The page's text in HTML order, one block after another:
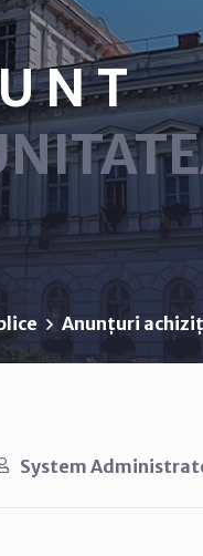
N T
Anunțuri
System